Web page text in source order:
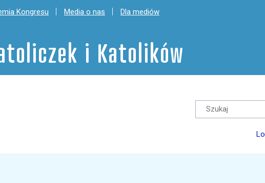
Kongresu Media o nas Dla mediów
i Katolików